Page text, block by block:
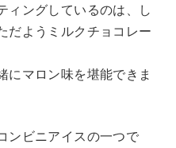
ィングしているのは、し
だようミルクチョコレー
にマロン味を堪能できま
ンビニアイスの一つで